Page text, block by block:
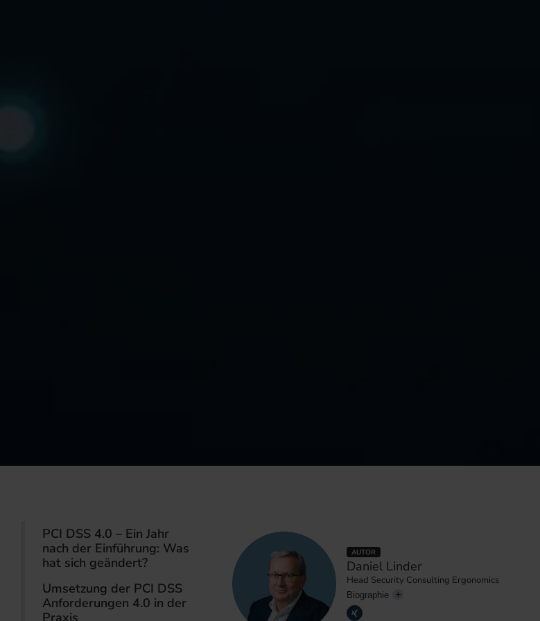
PCI DSS 4.0 – Ein Jahr
nach der Einführung: Was
hat sich geändert?
Umsetzung der PCI DSS
Anforderungen 4.0 in der
Praxis
AUTOR
Daniel Linder
Head Security Consulting Ergonomics
Biographie